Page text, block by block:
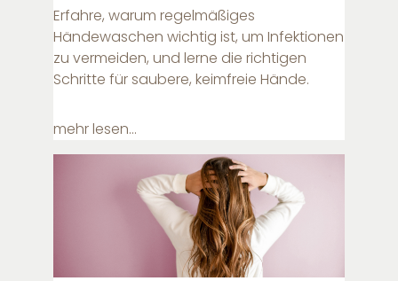
Erfahre, warum regelmäßiges
Händewaschen wichtig ist, um Infektionen
zu vermeiden, und lerne die richtigen
Schritte für saubere, keimfreie Hände.
mehr lesen...